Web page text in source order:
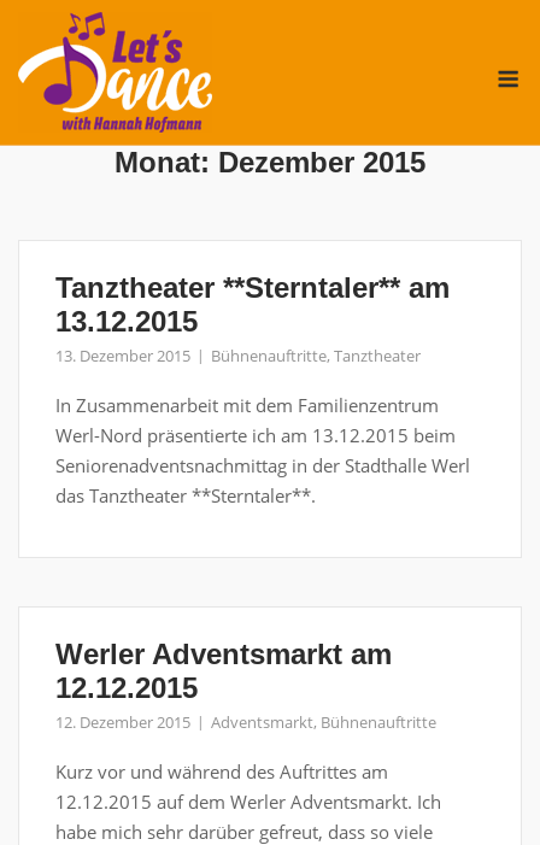
content
Monat: Dezember 2015
Tanztheater **Sterntaler** am
13.12.2015
13. Dezember 2015 Bühnenauftritte, Tanztheater
In Zusammenarbeit mit dem Familienzentrum
Werl-Nord präsentierte ich am 13.12.2015 beim
Seniorenadventsnachmittag in der Stadthalle Werl
das Tanztheater **Sterntaler**.
Werler Adventsmarkt am
12.12.2015
12. Dezember 2015 Adventsmarkt, Bühnenauftritte
Kurz vor und während des Auftrittes am
12.12.2015 auf dem Werler Adventsmarkt. Ich
habe mich sehr darüber gefreut, dass so viele